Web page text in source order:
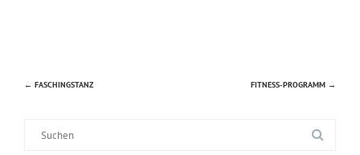
Beitragsnavigation
← FASCHINGSTANZ FITNESS-PROGRAMM →